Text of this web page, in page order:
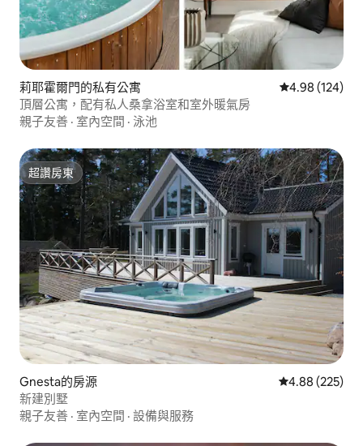
莉耶霍爾門的私有公寓 從 124 則評價
4.98 (124)
頂層公寓，配有私人桑拿浴室和室外暖氣房
親子友善 · 室內空間 · 泳池
超讚房東
超讚房東
Gnesta的房源 從 225 則評價
4.88 (225)
新建別墅
親子友善 · 室內空間 · 設備與服務